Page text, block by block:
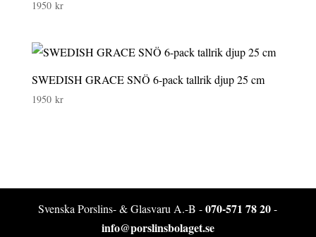
1950 kr
SWEDISH GRACE SNÖ 6-pack tallrik djup 25 cm
1950 kr
Svenska Porslins- & Glasvaru A.-B -070-571 78 20-
info@porslinsbolaget.se